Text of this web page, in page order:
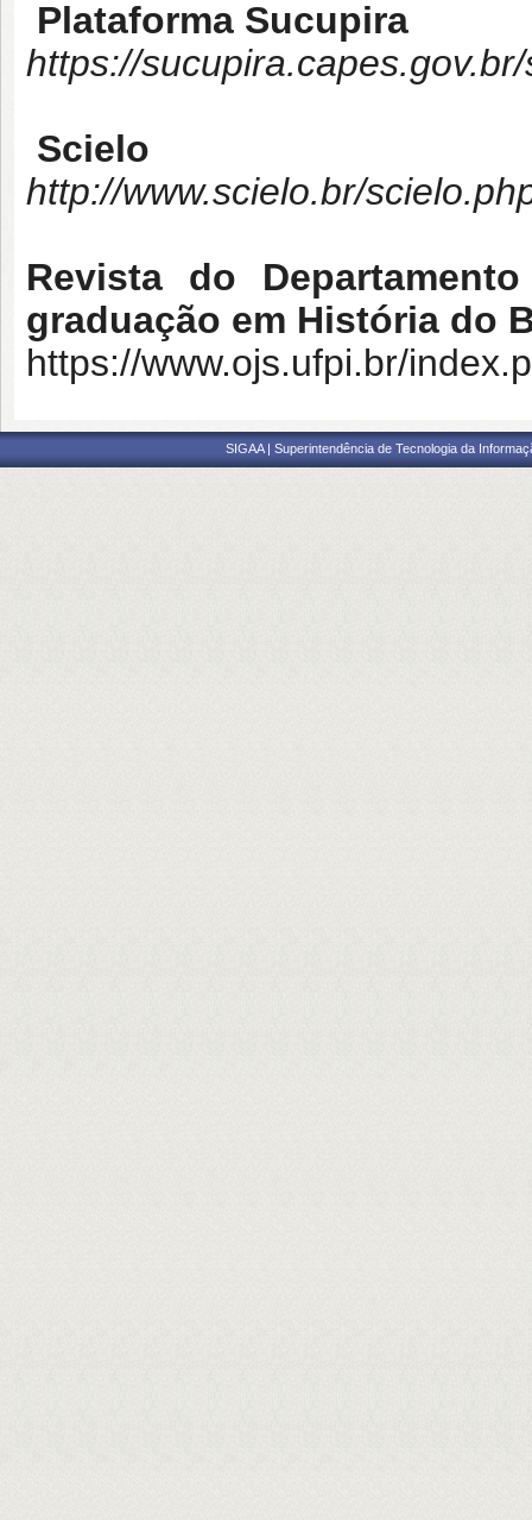
Plataforma Sucupira
https://
Scielo
http://www.scielo.br/
Revista do
graduação em História do
https://www.ojs.ufpi.br/
SIGAA | Superintendência de Tecnologia da